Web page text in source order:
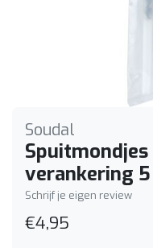
Soudal
Spuitmondjes
verankering 5
Schrijf je eigen review
€4,95